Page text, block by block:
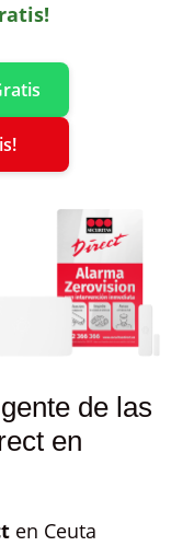
de las
en
en Ceuta